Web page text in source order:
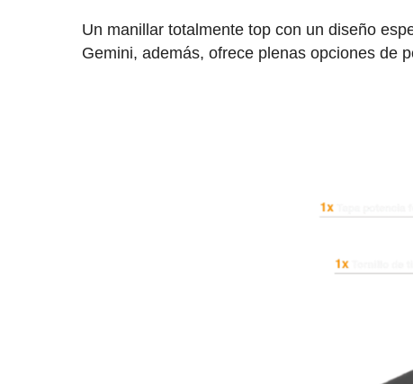
Un manillar totalmente top con un diseño
Gemini, además, ofrece plenas opciones de